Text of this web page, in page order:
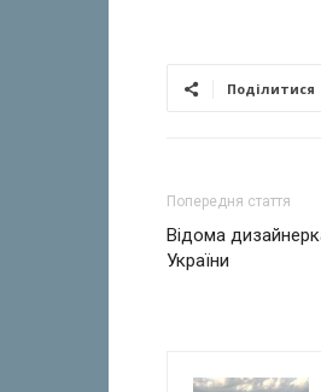
Поділитися
Попередня стаття
Відома
України